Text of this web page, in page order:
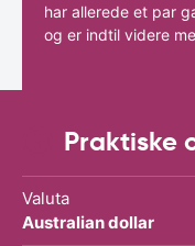
har allerede et par
og er indtil videre
Praktiske
Valuta
Australian dollar